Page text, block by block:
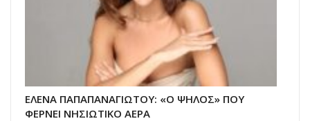
ΕΛΕΝΑ ΠΑΠΑΠΑΝΑΓΙΩΤΟΥ: «Ο ΨΗΛΟΣ» ΠΟΥ
ΦΕΡΝΕΙ ΝΗΣΙΩΤΙΚΟ ΑΕΡΑ